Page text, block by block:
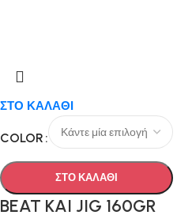
ΣΤΟ ΚΑΛΑΘΙ
COLOR
ΣΤΟ ΚΑΛΑΘΙ
BEAT KAI JIG 160GR